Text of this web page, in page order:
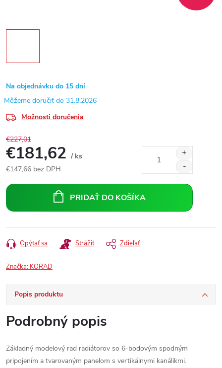
Na objednávku do 15 dní
31.8.2026
Možnosti doručenia
€227,01
€181,62 / ks
€147,66 bez DPH
cena:
PRIDAŤ DO KOŠÍKA
Opýtať sa Strážiť Zdieľať
Značka: KORAD
Popis produktu
Podrobný popis
Základný modelový rad radiátorov so 6-bodovým spodným
pripojením a tvarovaným panelom s vertikálnymi kanálikmi.